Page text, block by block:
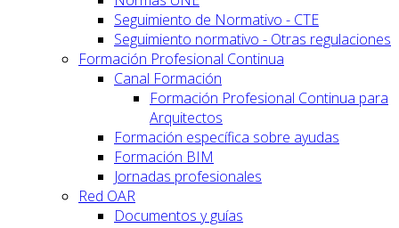
Seguimiento de Normativo - CTE
Seguimiento normativo - Otras regulaciones
Formación Profesional Continua
Canal Formación
Formación Profesional Continua para
Arquitectos
Formación específica sobre ayudas
Formación BIM
Jornadas profesionales
Red OAR
Documentos y guías